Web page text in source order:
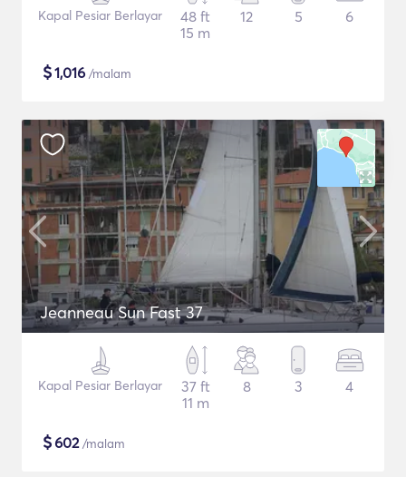
Kapal Pesiar Berlayar
48 ft
15 m
12 5 6
$1,016 /malam
Jeanneau Sun Fast 37
Kapal Pesiar Berlayar
37 ft
11 m
8 3 4
$602/malam